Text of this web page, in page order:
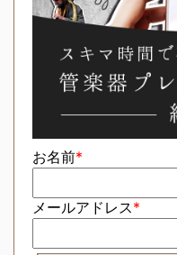
お名前*
メールアドレス*